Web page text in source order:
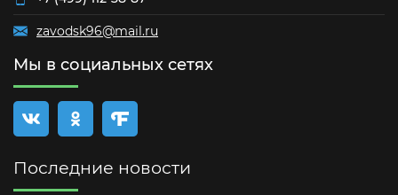
zavodsk96@mail.ru
Мы в социальных сетях
Последние новости